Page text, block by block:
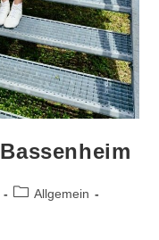
Beitrags-
Allgemein